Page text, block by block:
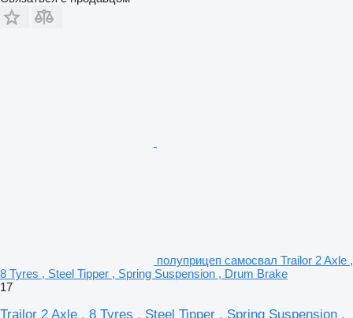
полуприцеп самосвал Trailor 2 Axle ,
8 Tyres , Steel Tipper , Spring Suspension , Drum Brake
17
Trailor 2 Axle , 8 Tyres , Steel Tipper , Spring Suspension ,